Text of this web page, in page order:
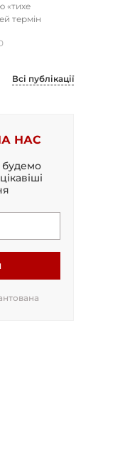
«тихе
термін
Всі публікації
НАС